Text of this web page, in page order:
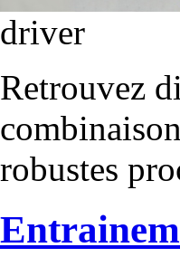
driver
Retrouvez
robustes